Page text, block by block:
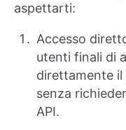
aspettarti:
Accesso
utenti finali di
direttamente
senza
API.